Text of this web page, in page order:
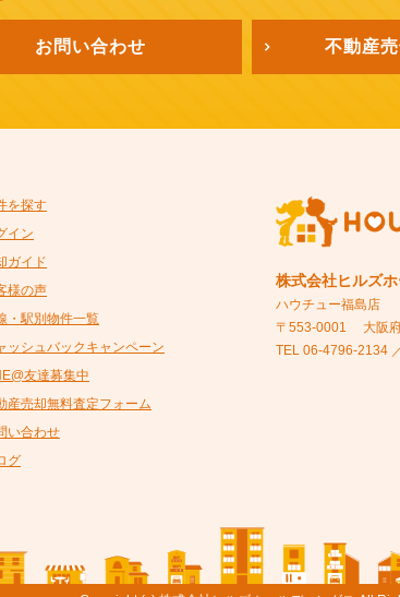
お問い合わせ 不動産
を探す
イン
ガイド
様の声
・駅別物件一覧
ッシュバックキャンペーン
友達募集中
産売却無料査定フォーム
い合わせ
グ
株式会社ヒルズ
ハウチュー福島店
〒553-0001
大阪
TEL 06-4796-2134